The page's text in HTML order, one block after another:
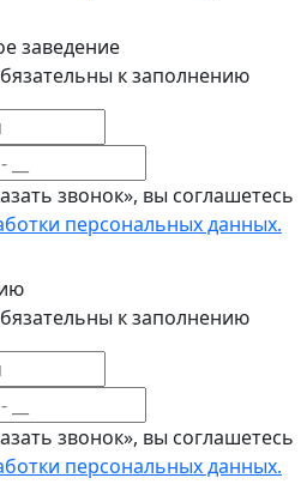
заведение
к заполнению
звонок», вы соглашетесь
персональных данных.
к заполнению
звонок», вы соглашетесь
персональных данных.